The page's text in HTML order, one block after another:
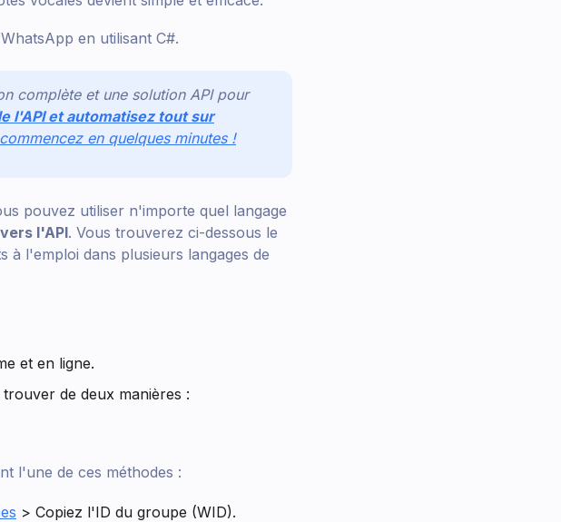
en utilisant C#.
complète et une solution API pour
l'API et automatisez tout sur
en quelques minutes !
pouvez utiliser n'importe quel langage
l'API. Vous trouverez ci-dessous le
à l'emploi dans plusieurs langages de
et en ligne.
de deux manières :
l'une de ces méthodes :
> Copiez l'ID du groupe (WID).